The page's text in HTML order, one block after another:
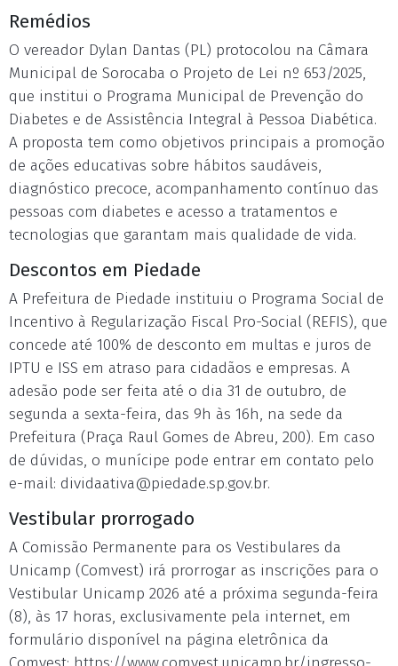
Remédios
O vereador Dylan Dantas (PL) protocolou na Câmara
Municipal de Sorocaba o Projeto de Lei nº 653/2025,
que institui o Programa Municipal de Prevenção do
Diabetes e de Assistência Integral à Pessoa Diabética.
A proposta tem como objetivos principais a promoção
de ações educativas sobre hábitos saudáveis,
diagnóstico precoce, acompanhamento contínuo das
pessoas com diabetes e acesso a tratamentos e
tecnologias que garantam mais qualidade de vida.
Descontos em Piedade
A Prefeitura de Piedade instituiu o Programa Social de
Incentivo à Regularização Fiscal Pro-Social (REFIS), que
concede até 100% de desconto em multas e juros de
IPTU e ISS em atraso para cidadãos e empresas. A
adesão pode ser feita até o dia 31 de outubro, de
segunda a sexta-feira, das 9h às 16h, na sede da
Prefeitura (Praça Raul Gomes de Abreu, 200). Em caso
de dúvidas, o munícipe pode entrar em contato pelo
e-mail: dividaativa@piedade.sp.gov.br.
Vestibular prorrogado
A Comissão Permanente para os Vestibulares da
Unicamp (Comvest) irá prorrogar as inscrições para o
Vestibular Unicamp 2026 até a próxima segunda-feira
(8), às 17 horas, exclusivamente pela internet, em
formulário disponível na página eletrônica da